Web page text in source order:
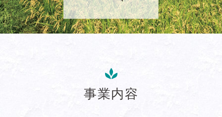
事業内容